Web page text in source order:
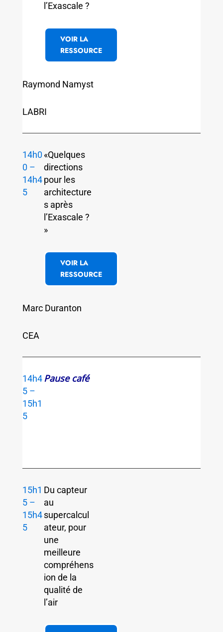
l’Exascale ?
VOIR LA
RESSOURCE
Raymond Namyst
LABRI
14h0
0 –
14h4
5
«Quelques
directions
pour les
architecture
s après
l’Exascale ?
»
VOIR LA
RESSOURCE
Marc Duranton
CEA
14h4
5 –
15h1
5
Pause café
15h1
5 –
15h4
5
Du capteur
au
supercalcul
ateur, pour
une
meilleure
compréhens
ion de la
qualité de
l’air